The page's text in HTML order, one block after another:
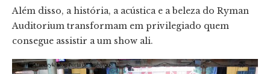
Além disso, a história, a acústica e a beleza do Ryman
Auditorium transformam em privilegiado quem
consegue assistir a um show ali.